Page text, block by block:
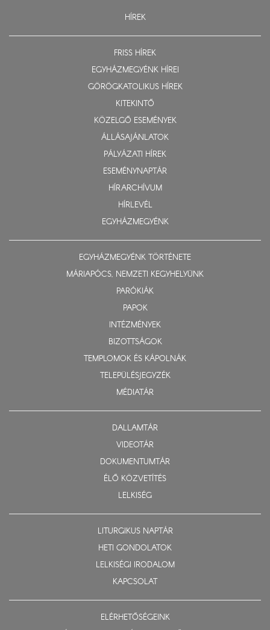
HÍREK
FRISS HÍREK
EGYHÁZMEGYÉNK HÍREI
GÖRÖGKATOLIKUS HÍREK
KITEKINTŐ
KÖZELGŐ ESEMÉNYEK
ÁLLÁSAJÁNLATOK
PÁLYÁZATI HÍREK
ESEMÉNYNAPTÁR
HÍRARCHÍVUM
HÍRLEVÉL
EGYHÁZMEGYÉNK
EGYHÁZMEGYÉNK TÖRTÉNETE
MÁRIAPÓCS, NEMZETI KEGYHELYÜNK
PARÓKIÁK
PAPOK
INTÉZMÉNYEK
BIZOTTSÁGOK
TEMPLOMOK ÉS KÁPOLNÁK
TELEPÜLÉSJEGYZÉK
MÉDIATÁR
DALLAMTÁR
VIDEOTÁR
DOKUMENTUMTÁR
ÉLŐ KÖZVETÍTÉS
LELKISÉG
LITURGIKUS NAPTÁR
HETI GONDOLATOK
LELKISÉGI IRODALOM
KAPCSOLAT
ELÉRHETŐSÉGEINK